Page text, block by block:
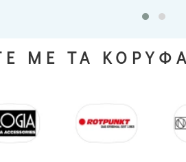
ΜΕ ΤΑ